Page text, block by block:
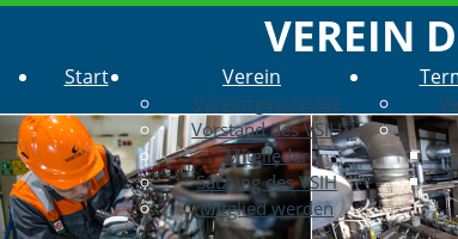
VEREIN
Start Verein
Vereinsgeschichte
Vorstand des VSIH
Mitglieder
Satzung des VSIH
Mitglied werden